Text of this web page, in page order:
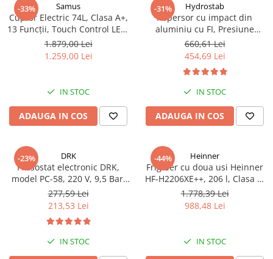
-33% Samus
Cuptor Electric 74L, Clasa A+,
13 Funcții, Touch Control LED,
Panou Sticlă Neagră – Grill,
Convectie 3D, Autocurățare
Catalitică + Accesorii Incluse
1.879,00 Lei
1.259,00 Lei
IN STOC
ADAUGA IN COS
-31% Hydrostab
Aspersor cu impact din
aluminiu cu FI, Presiune
(bar)1.5-5, Diametru de
aspersie (m)32-58
660,61 Lei
454,69 Lei
IN STOC
ADAUGA IN COS
-23% DRK
Presostat electronic DRK,
model PC-58, 220 V, 9,5 Bar,
1Kw, 10A
277,59 Lei
213,53 Lei
IN STOC
-44% Heinner
Frigider cu doua usi Heinner
HF-H2206XE++, 206 l, Clasa E,
lumina LED, 3 rafturi de sticla,
H 143 cm, Inox
1.778,39 Lei
988,48 Lei
IN STOC